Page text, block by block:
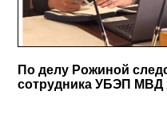
По делу Рожиной
сотрудника УБЭП МВД